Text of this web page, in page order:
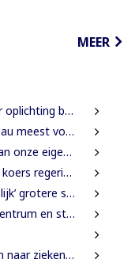
MEER
centrum Paramaribo
onder landbouwers
eigen rampen
snellere uitvoering
mens, dier en milieu
morgen veteraan’
bij discotheek